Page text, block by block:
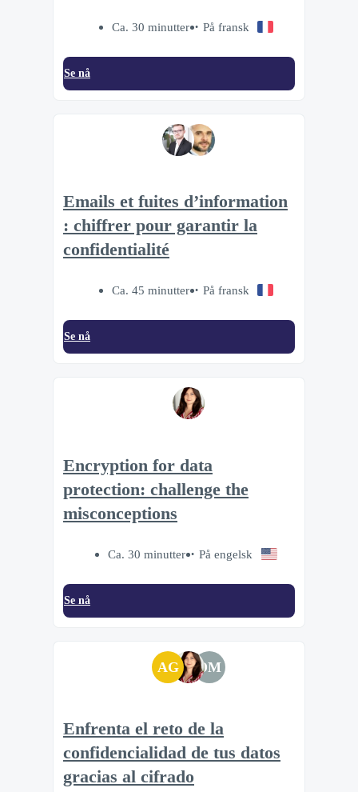
Ca. 30 minutter På fransk
Se nå
Emails et fuites d’information
: chiffrer pour garantir la
confidentialité
Ca. 45 minutter På fransk
Se nå
Encryption for data
protection: challenge the
misconceptions
Ca. 30 minutter På engelsk
Se nå
AG DM
Enfrenta el reto de la
confidencialidad de tus datos
gracias al cifrado